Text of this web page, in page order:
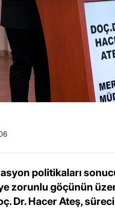
politikaları
zorunlu göçünün
Dr. Hacer Ateş,